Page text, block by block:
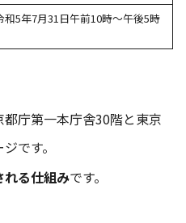
和5年7月31日午前10時〜午後5時
庁第一本庁舎30階と東京
です。
れる仕組みです。